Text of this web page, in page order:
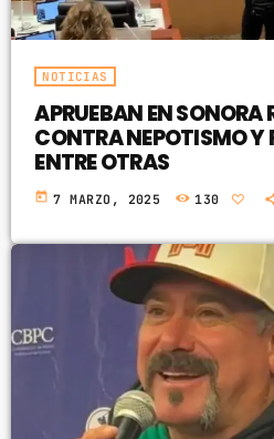
NOTICIAS
APRUEBAN EN SONORA
CONTRA NEPOTISMO Y
ENTRE OTRAS
today 7 MARZO, 2025 130